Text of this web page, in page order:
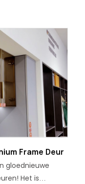
Frame Deur
gloednieuwe
Het is